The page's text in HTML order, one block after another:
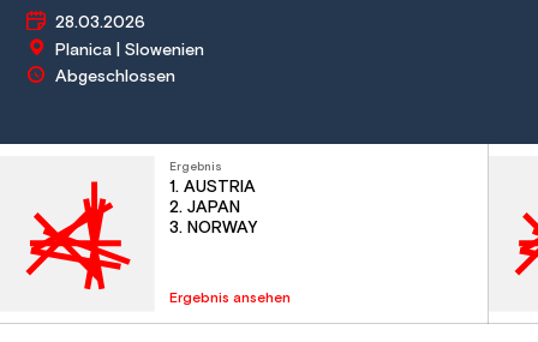
28.03.2026
Planica | Slowenien
Abgeschlossen
Ergebnis
1. AUSTRIA
2. JAPAN
3. NORWAY
Ergebnis ansehen